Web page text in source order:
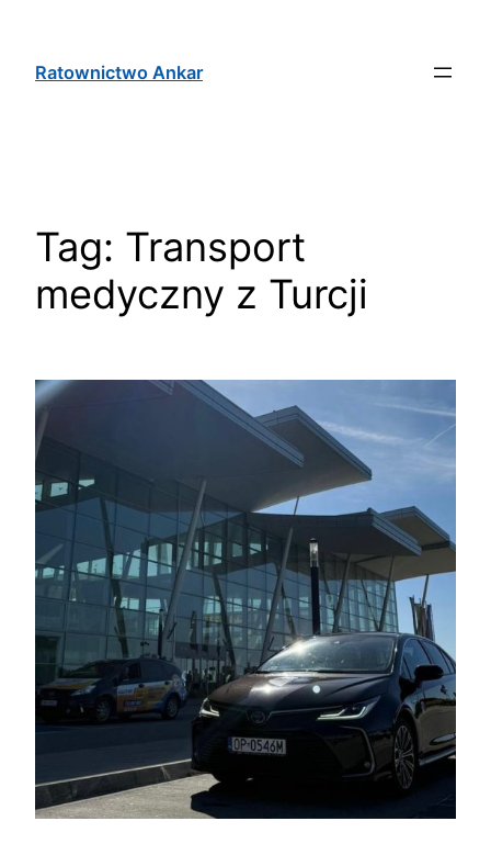
Ratownictwo Ankar
Tag: Transport
medyczny z Turcji